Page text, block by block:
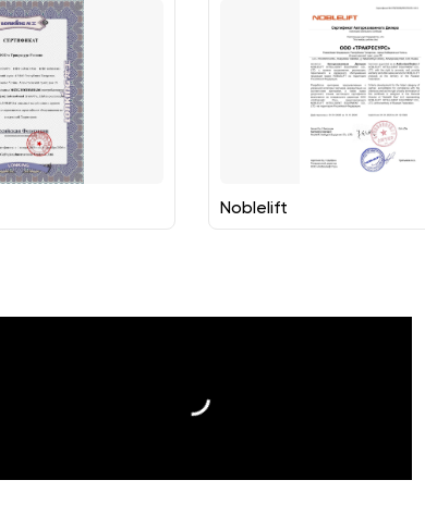
Noblelift